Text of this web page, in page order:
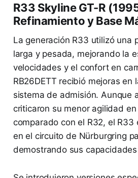
R33 Skyline GT-R
Refinamiento y Base
La generación R33 utilizó una
larga y pesada, mejorando la
velocidades y el confort en
RB26DETT recibió mejoras en
sistema de admisión. Aunque
criticaron su menor agilidad
comparado con el R32, el
en el circuito de Nürburgring
demostrando sus